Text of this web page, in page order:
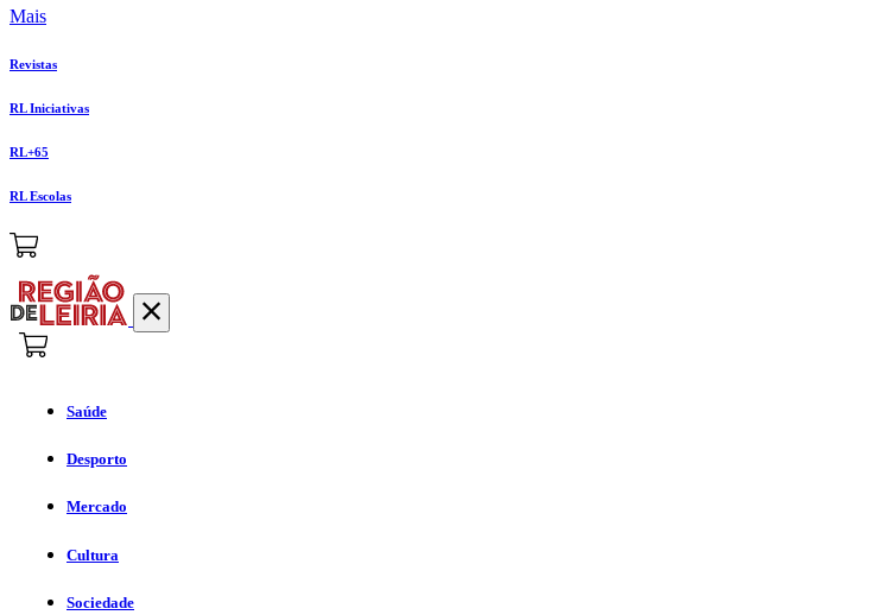
Mais
Revistas
RL Iniciativas
RL+65
RL Escolas
Saúde
Desporto
Mercado
Cultura
Sociedade